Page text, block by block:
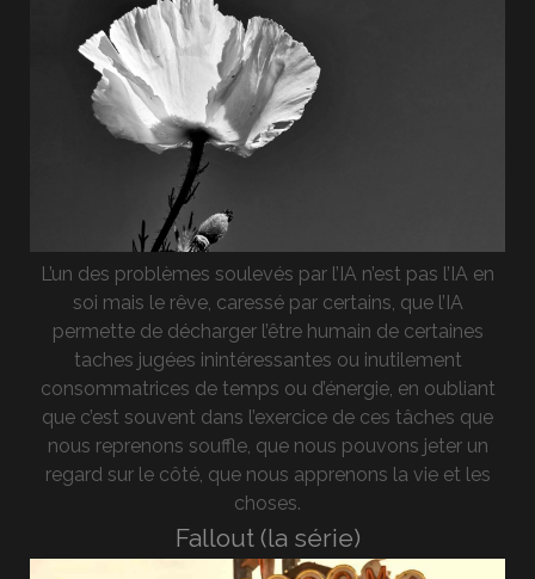
L’un des problèmes soulevés par l’IA n’est pas l’IA en
soi mais le rêve, caressé par certains, que l’IA
permette de décharger l’être humain de certaines
taches jugées inintéressantes ou inutilement
consommatrices de temps ou d’énergie, en oubliant
que c’est souvent dans l’exercice de ces tâches que
nous reprenons souffle, que nous pouvons jeter un
regard sur le côté, que nous apprenons la vie et les
choses.
Fallout (la série)